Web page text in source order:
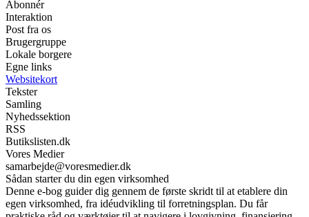
Abonnér
Interaktion
Post fra os
Brugergruppe
Lokale borgere
Egne links
Websitekort
Tekster
Samling
Nyhedssektion
RSS
Butikslisten.dk
Vores Medier
samarbejde@voresmedier.dk
Sådan starter du din egen virksomhed
Denne e-bog guider dig gennem de første skridt til at etablere din
egen virksomhed, fra idéudvikling til forretningsplan. Du får